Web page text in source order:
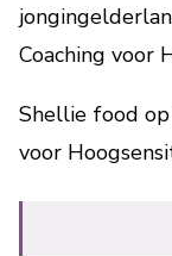
Coaching voor
Shellie food op
voor